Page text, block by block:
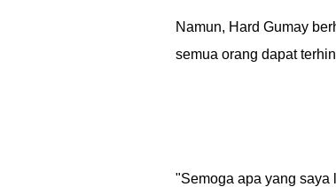
Namun, Hard Gumay
semua orang dapat
"Semoga apa yang saya